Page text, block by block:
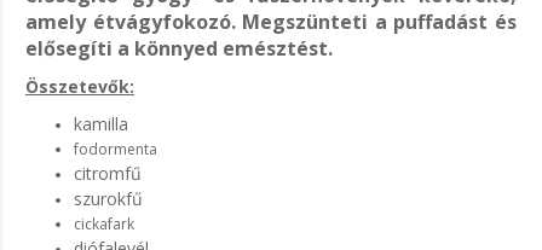
amely étvágyfokozó. Megszünteti a puffadást és
elősegíti a könnyed emésztést.
Összetevők:
kamilla
fodormenta
citromfű
szurokfű
cickafark